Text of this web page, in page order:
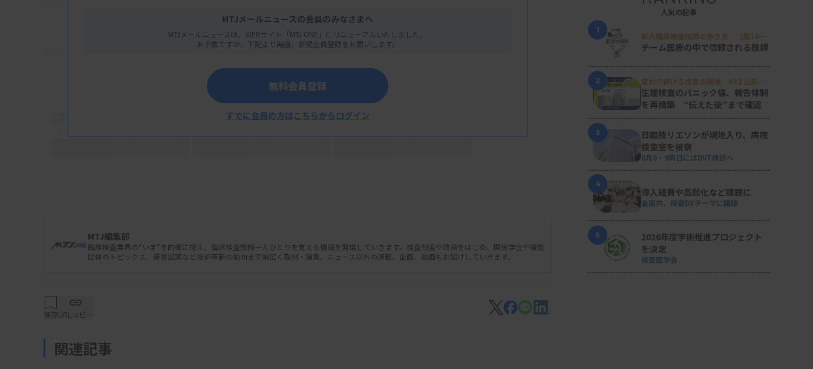
MTJメールニュースの会員のみなさまへ
MTJメールニュースは、WEBサイト「MTJ ONE」にリニューアルいたしました。
お手数ですが、下記より再度、新規会員登録をお願いします。
無料会員登録
すでに会員の方はこちらからログイン
MTJ編集部
臨床検査業界の“いま”を的確に捉え、臨床検査技師一人ひとりを支える情報を発信していきます。検査制度や政策をはじめ、関係学会や職能
団体のトピックス、装置試薬など技術革新の動向まで幅広く取材・編集。ニュース以外の連載、企画、動画もお届けしていきます。
保存URLコピー
関連記事
人気の記事
1
新人臨床検査技師の歩き方 ［第16
回］
チーム医療の中で信頼される技師
2
変わり続ける検査の現場 #32 山形済
生病院
生理検査のパニック値、報告体制
を再構築 “伝えた後”まで確認
3
日臨技リエゾンが現地入り、病院
検査室を視察
8月8・9両日にはDVT検診へ
4
導入経費や高齢化など課題に
全医共、検査DXテーマに議論
5
2026年度学術推進プロジェクト
を決定
検査医学会